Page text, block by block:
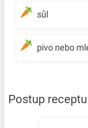
sůl
pivo nebo
Postup receptu